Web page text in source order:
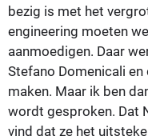
bezig is met het
engineering moeten
aanmoedigen. Daar
Stefano Domenicali
maken. Maar ik ben
wordt gesproken. Dat
vind dat ze het